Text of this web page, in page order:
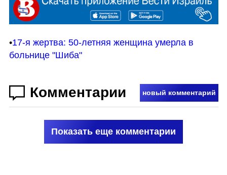
•17-я жертва: 50-летняя женщина умерла в
больнице "Шиба"
Комментарии новый комментарий
Показать еще комментарии